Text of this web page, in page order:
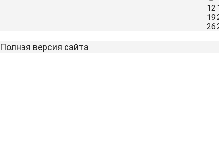
12
19
26
Полная версия сайта